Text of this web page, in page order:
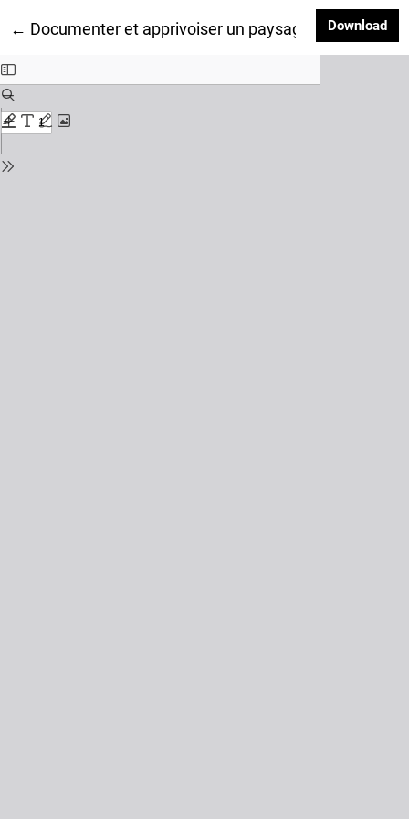
← Return to Article Details
Documenter et apprivoiser un paysage inscrit :
Download